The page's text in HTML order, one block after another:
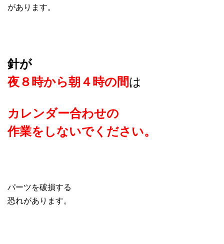
があります。
針が
夜８時から朝４時の間は
カレンダー合わせの
作業をしないでください。
パーツを破損する
恐れがあります。